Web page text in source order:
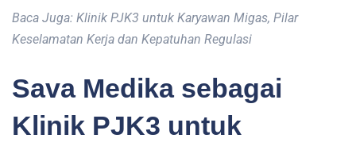
Baca Juga: Klinik PJK3 untuk Karyawan Migas, Pilar
Keselamatan Kerja dan Kepatuhan Regulasi
Sava Medika sebagai
Klinik PJK3 untuk